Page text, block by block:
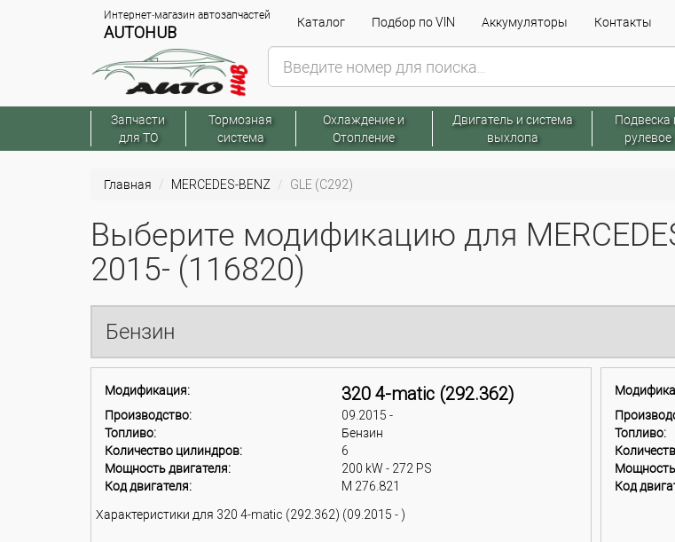
Интернет-магазин автозапчастей
AUTOHUB
Каталог Подбор по VIN Аккумуляторы Контакты
Запчасти
для ТО
Тормозная
система
Охлаждение и
Отопление
Двигатель и система
выхлопа
Подвеска
рулевое
Главная MERCEDES-BENZ GLE (C292)
Выберите модификацию для
2015- (116820)
Бензин
Модификация: 320 4-matic (292.362)
Производство:
09.2015 -
Топливо:
Бензин
Количество цилиндров:
6
Мощность двигателя:
200 kW - 272 PS
Код двигателя:
M 276.821
Характеристики для 320 4-matic (292.362) (09.2015 - )
Топливо:
Мощность
Код